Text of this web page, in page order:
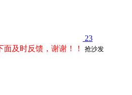
23
及时反馈，谢谢！！ 抢沙发